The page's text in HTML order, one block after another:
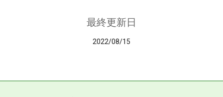
最終更新日
2022/08/15